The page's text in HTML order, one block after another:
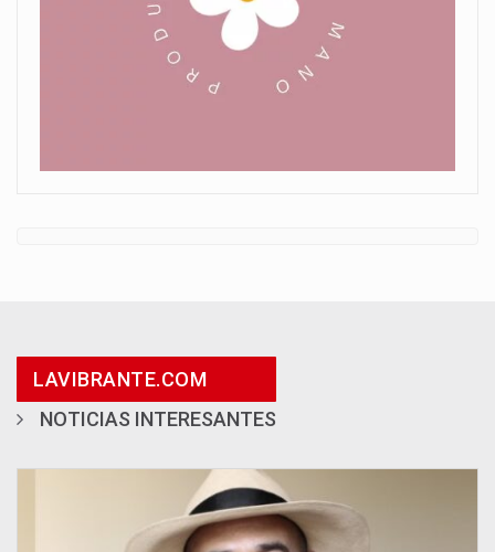
LAVIBRANTE.COM
NOTICIAS INTERESANTES